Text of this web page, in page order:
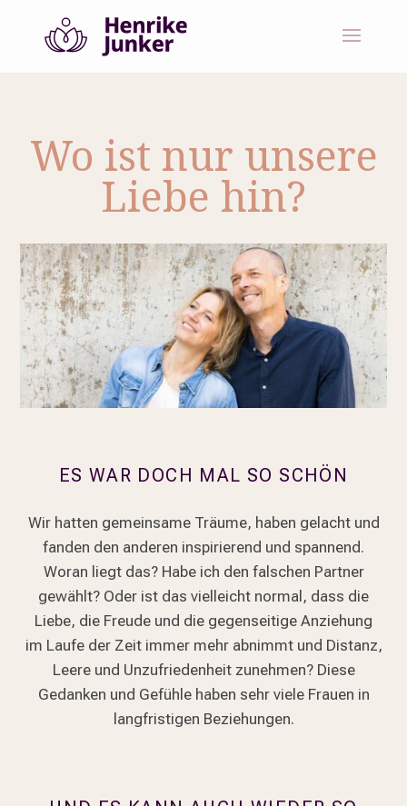
Wo ist nur unsere
Liebe hin?
ES WAR DOCH MAL SO SCHÖN
Wir hatten gemeinsame Träume, haben gelacht und
fanden den anderen inspirierend und spannend.
Woran liegt das? Habe ich den falschen Partner
gewählt? Oder ist das vielleicht normal, dass die
Liebe, die Freude und die gegenseitige Anziehung
im Laufe der Zeit immer mehr abnimmt und Distanz,
Leere und Unzufriedenheit zunehmen? Diese
Gedanken und Gefühle haben sehr viele Frauen in
langfristigen Beziehungen.